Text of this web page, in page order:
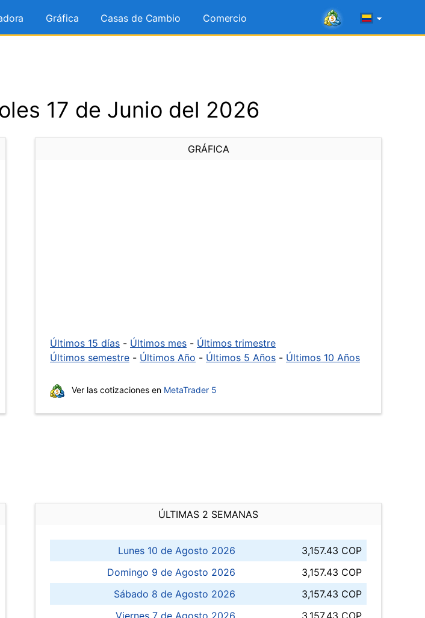
Gráfica Casas de Cambio Comercio
17 de Junio del 2026
GRÁFICA
Últimos 15 días - Últimos mes - Últimos trimestre
Últimos semestre - Últimos Año - Últimos 5 Años - Últimos 10 Años
Ver las cotizaciones en MetaTrader 5
ÚLTIMAS 2 SEMANAS
Lunes 10 de Agosto 2026
3,157.43 COP
Domingo 9 de Agosto 2026
3,157.43 COP
Sábado 8 de Agosto 2026
3,157.43 COP
Viernes 7 de Agosto 2026
3,157.43 COP